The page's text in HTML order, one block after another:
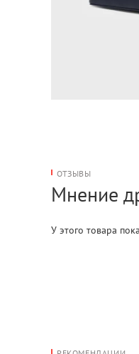
ОТЗЫВЫ
Мнение
У этого товара